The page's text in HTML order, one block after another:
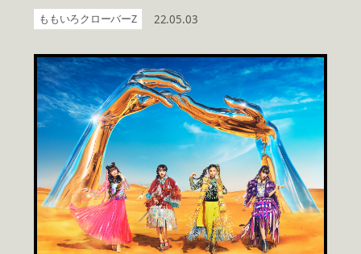
ももいろクローバーZ 22.05.03